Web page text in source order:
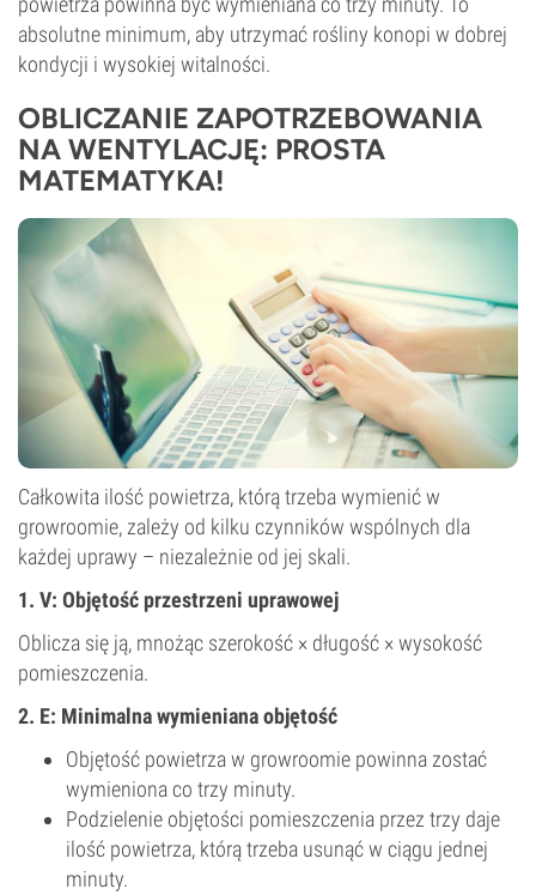
absolutne minimum, aby utrzymać rośliny konopi w dobrej
kondycji i wysokiej witalności.
OBLICZANIE ZAPOTRZEBOWANIA
NA WENTYLACJĘ: PROSTA
MATEMATYKA!
Całkowita ilość powietrza, którą trzeba wymienić w
growroomie, zależy od kilku czynników wspólnych dla
każdej uprawy – niezależnie od jej skali.
1. V: Objętość przestrzeni uprawowej
Oblicza się ją, mnożąc szerokość × długość × wysokość
pomieszczenia.
2. E: Minimalna wymieniana objętość
Objętość powietrza w growroomie powinna zostać
wymieniona co trzy minuty.
Podzielenie objętości pomieszczenia przez trzy daje
ilość powietrza, którą trzeba usunąć w ciągu jednej
minuty.